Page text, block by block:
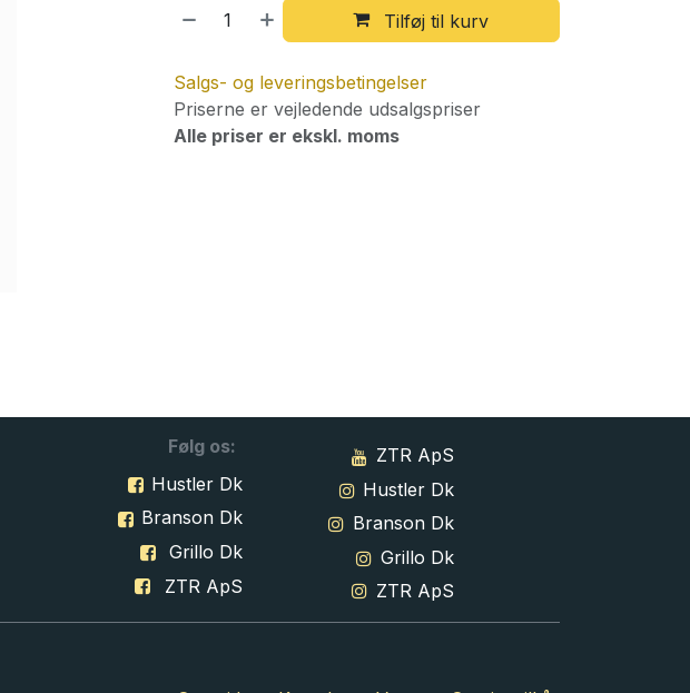
Tilføj til kurv
Salgs- og leveringsbetingelser
Priserne er vejledende udsalgspriser
Alle priser er ekskl. moms
Følg os:
Hustler Dk
Branson Dk
Grillo Dk
ZTR ApS
ZTR ApS
Hustler Dk
Branson Dk
Grillo Dk
ZTR ApS